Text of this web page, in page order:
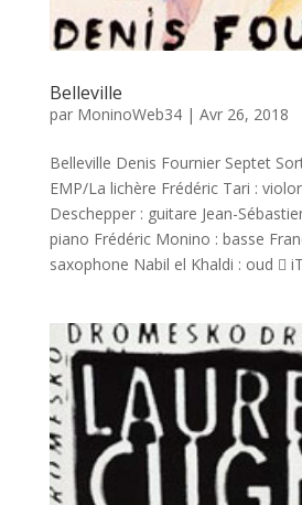
Belleville
par MoninoWeb34| Avr 26, 2018
Belleville Denis Fournier Septet
EMP/La lichère Frédéric Tari :
Deschepper : guitare Jean-
piano Frédéric Monino : basse
saxophone Nabil el Khaldi : oud 